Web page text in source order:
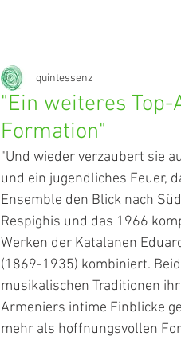
"Ein weiteres
Formation"
quintessenz
"Und wieder verzaubert sie
und ein jugendliches Feuer,
Ensemble den Blick nach
Respighis und das 1966
Werken der Katalanen
(1869-1935) kombiniert.
musikalischen Traditionen
Armeniers intime Einblicke
mehr als hoffnungsvollen